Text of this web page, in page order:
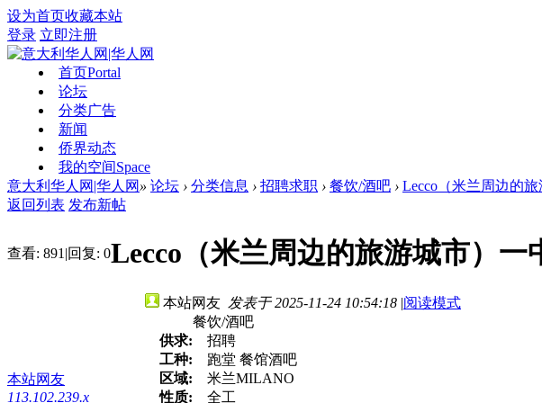
设为首页收藏本站
登录 立即注册
首页Portal
论坛
分类广告
新闻
侨界动态
我的空间Space
意大利华人网|华人网 » 论坛 › 分类信息 › 招聘求职 › 餐饮/酒吧 › Lecco（米兰周边的
返回列表 发布新帖
查看: 891 |回复: 0Lecco（米兰周边的旅游城市）
本站网友
113.102.239.x
本站网友 发表于 2025-11-24 10:54:18 |阅读模式
餐饮/酒吧
供求:
招聘
工种:
跑堂 餐馆酒吧
区域:
米兰MILANO
性质:
全工